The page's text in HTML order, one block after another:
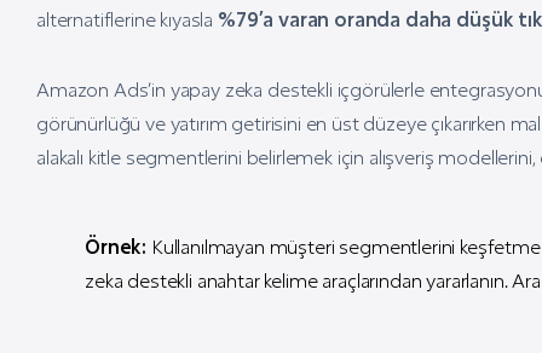
alternatiflerine kıyasla %79’a varan oranda daha düşük
Amazon Ads’in yapay zeka destekli içgörülerle
görünürlüğü ve yatırım getirisini en üst düzeye çıkarırken
alakalı kitle segmentlerini belirlemek için alışveriş
Örnek: Kullanılmayan müşteri segmentlerini
zeka destekli anahtar kelime araçlarından yararlanın.